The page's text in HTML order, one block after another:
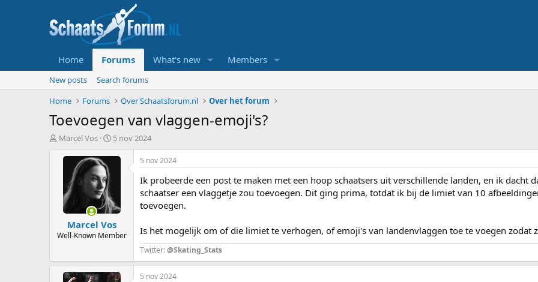
Home Forums What's new Members
New posts
Search forums
Home
Forums Over Schaatsforum.nl Over het forum
Toevoegen van vlaggen-emoji's?
T
t
Marcel Vos
S
a
a
t
u
m
5 nov 2024
Marcel Vos
Well-Known Member
5 nov 2024
Ik probeerde een post te maken met een hoop schaatsers uit verschillende landen, en ik dacht
schaatser een vlaggetje zou toevoegen. Dit ging prima, totdat ik bij de limiet van 10
toevoegen.
Is het mogelijk om of die limiet te verhogen, of emoji's van landenvlaggen toe te voegen zodat
Twitter:@Skating_Stats
5 nov 2024